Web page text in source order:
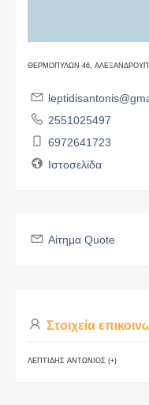
ΘΕΡΜΟΠΥΛΩΝ 46,
2551025497
6972641723
Ιστοσελίδα
Αίτημα Quote
Στοιχεία
ΛΕΠΤΙΔΗΣ ΑΝΤΩΝΙΟΣ (+)